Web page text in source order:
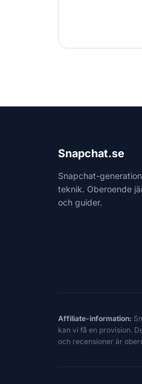
Snapchat.se
Snapchat-
teknik. Oberoende
och guider.
Affiliate-information:
kan vi få en provision.
och recensioner är